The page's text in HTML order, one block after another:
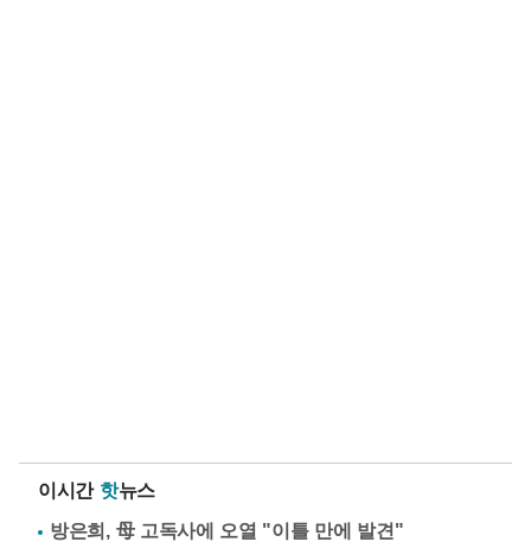
이시간 핫뉴스
방은희, 母 고독사에 오열 "이틀 만에 발견"